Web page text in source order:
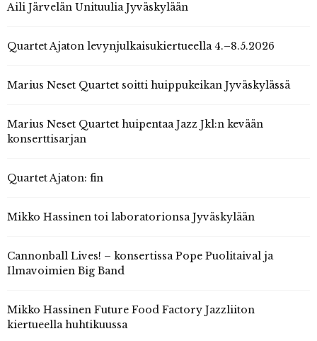
Aili Järvelän Unituulia Jyväskylään
Quartet Ajaton levynjulkaisukiertueella 4.–8.5.2026
Marius Neset Quartet soitti huippukeikan Jyväskylässä
Marius Neset Quartet huipentaa Jazz Jkl:n kevään
konserttisarjan
Quartet Ajaton: fin
Mikko Hassinen toi laboratorionsa Jyväskylään
Cannonball Lives! – konsertissa Pope Puolitaival ja
Ilmavoimien Big Band
Mikko Hassinen Future Food Factory Jazzliiton
kiertueella huhtikuussa